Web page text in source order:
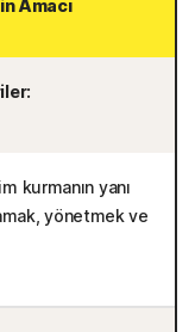
Amacı
kurmanın yanı
yönetmek ve